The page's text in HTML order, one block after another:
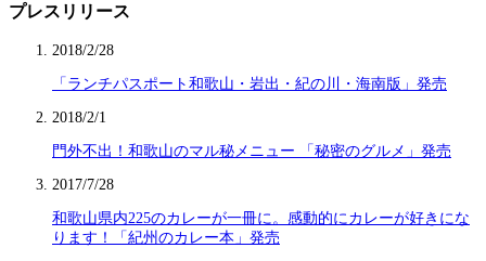
プレスリリース
2018/2/28
「ランチパスポート和歌山・岩出・紀の川・海南版」発売
2018/2/1
門外不出！和歌山のマル秘メニュー 「秘密のグルメ」発売
2017/7/28
和歌山県内225のカレーが一冊に。感動的にカレーが好きにな
ります！「紀州のカレー本」発売